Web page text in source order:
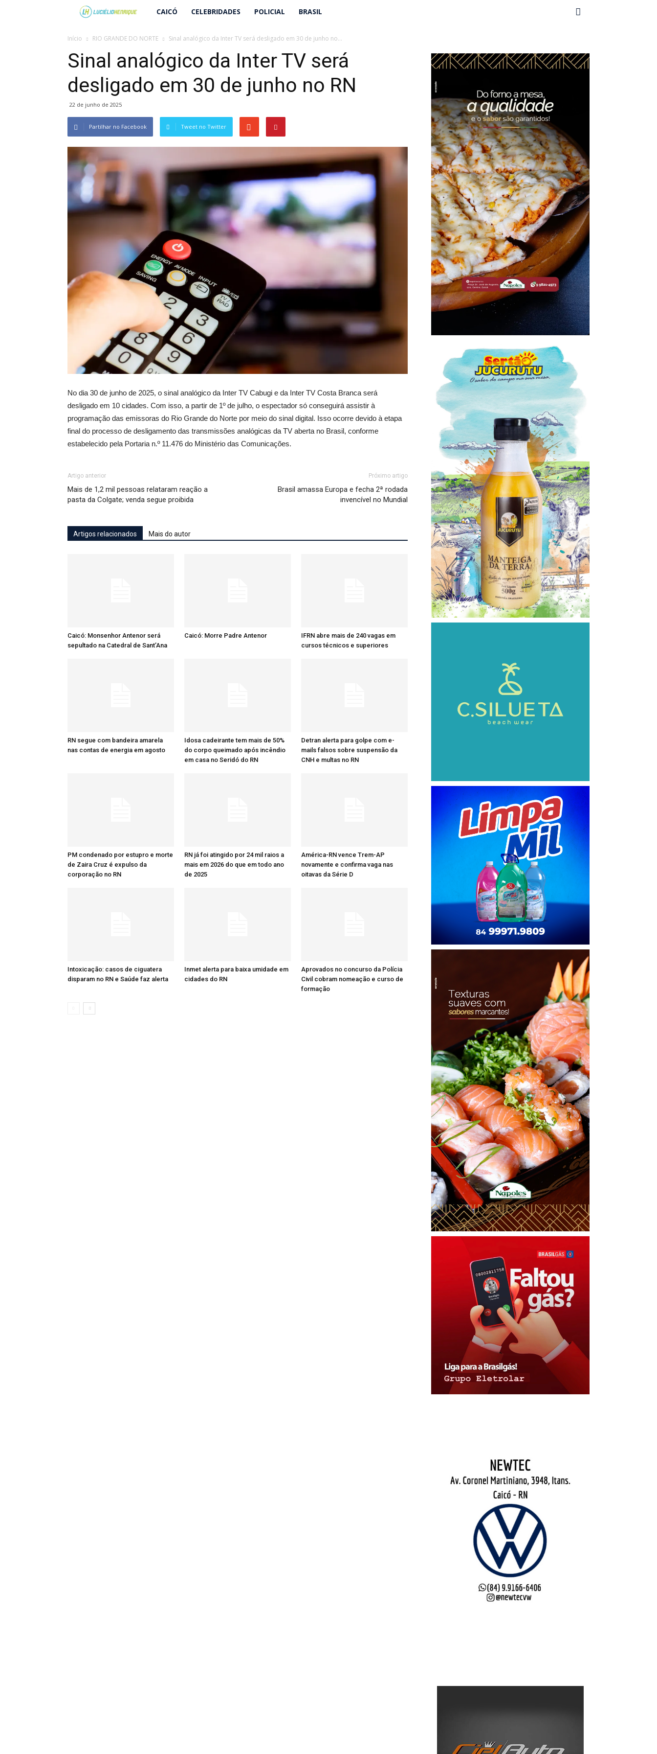
Lucielio
Henrique
CAICÓ CELEBRIDADES POLICIAL BRASIL
Início RIO GRANDE DO NORTE Sinal analógico da Inter TV será desligado em 30 de junho no...
Sinal analógico da Inter TV será
desligado em 30 de junho no RN
22 de junho de 2025
Partilhar no Facebook Tweet no Twitter
No dia 30 de junho de 2025, o sinal analógico da Inter TV Cabugi e da Inter TV Costa Branca será
desligado em 10 cidades. Com isso, a partir de 1º de julho, o espectador só conseguirá assistir à
programação das emissoras do Rio Grande do Norte por meio do sinal digital. Isso ocorre devido à etapa
final do processo de desligamento das transmissões analógicas da TV aberta no Brasil, conforme
estabelecido pela Portaria n.º 11.476 do Ministério das Comunicações.
Artigo anterior
Mais de 1,2 mil pessoas relataram reação a
pasta da Colgate; venda segue proibida
Próximo artigo
Brasil amassa Europa e fecha 2ª rodada
invencível no Mundial
Artigos relacionados Mais do autor
Caicó: Monsenhor Antenor será
sepultado na Catedral de Sant’Ana
Caicó: Morre Padre Antenor
IFRN abre mais de 240 vagas em
cursos técnicos e superiores
RN segue com bandeira amarela
nas contas de energia em agosto
Idosa cadeirante tem mais de 50%
do corpo queimado após incêndio
em casa no Seridó do RN
Detran alerta para golpe com e-
mails falsos sobre suspensão da
CNH e multas no RN
PM condenado por estupro e morte
de Zaira Cruz é expulso da
corporação no RN
RN já foi atingido por 24 mil raios a
mais em 2026 do que em todo ano
de 2025
América-RN vence Trem-AP
novamente e confirma vaga nas
oitavas da Série D
Intoxicação: casos de ciguatera
disparam no RN e Saúde faz alerta
Inmet alerta para baixa umidade em
cidades do RN
Aprovados no concurso da Polícia
Civil cobram nomeação e curso de
formação